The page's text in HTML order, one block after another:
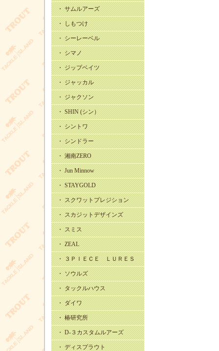
・ サムルアーズ
・ しもつけ
・ シーレーベル
・ シマノ
・ ジップベイツ
・ ジャッカル
・ ジャクソン
・ SHIN (シン）
・ シントワ
・ シンドラー
・ 湘南ZERO
・ Jun Minnow
・ STAYGOLD
・ スクワットプレジション
・ スカジットデザインズ
・ スミス
・ ZEAL
・ ３ＰＩＥＣＥ ＬＵＲＥＳ
・ ソウルズ
・ タックルハウス
・ ダイワ
・ 椿研究所
・ D-３カスタムルアーズ
・ ディスプラウト